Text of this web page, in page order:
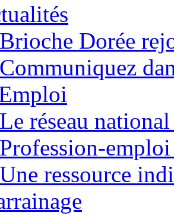
Brioche Dorée
Communiquez
Le réseau
Profession-
Une ressource